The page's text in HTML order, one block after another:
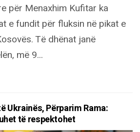
për Menaxhim Kufitar ka
e fundit për fluksin në pikat e
Të dhënat janë
më 9...
Ukrainës, Përparim Rama:
të respektohet